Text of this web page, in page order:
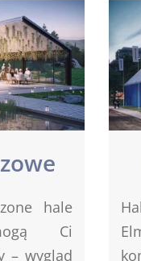
hale
Ci
– wygląd